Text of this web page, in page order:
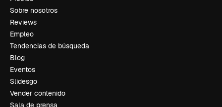
Sobre nosotros
Reviews
Empleo
Tendencias de búsqueda
Blog
Eventos
Slidesgo
Vender contenido
Sala de prensa